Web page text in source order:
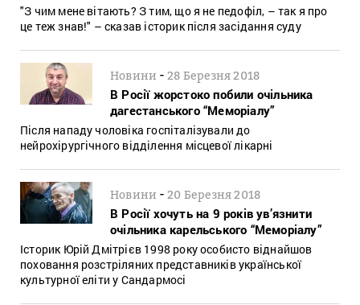
"З чим мене вітають? З тим, що я не педофіл, – так я про
це теж знав!" – сказав історик після засідання суду
Новини -28 Березня 2018
В Росії жорстоко побили очільника
дагестанського “Меморіалу”
Після нападу чоловіка госпіталізували до
нейрохірургічного відділення місцевої лікарні
Новини -20 Березня 2018
В Росії хочуть на 9 років ув’язнити
очільника карельського “Меморіалу”
Історик Юрій Дмітрієв 1998 року особисто віднайшов
поховання розстріляних представників української
культурної еліти у Сандармосі